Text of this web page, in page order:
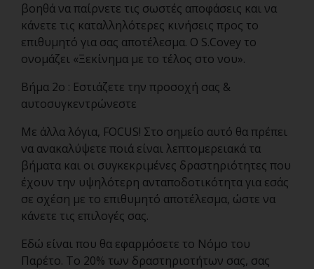
βοηθά να παίρνετε τις σωστές αποφάσεις και να
κάνετε τις καταλληλότερες κινήσεις προς το
επιθυμητό για σας αποτέλεσμα. Ο S.Covey το
ονομάζει «Ξεκίνημα με το τέλος στο νου».
Βήμα 2ο : Εστιάζετε την προσοχή σας &
αυτοσυγκεντρώνεστε
Με άλλα λόγια, FOCUS! Στο σημείο αυτό θα πρέπει
να ανακαλύψετε ποιά είναι λεπτομερειακά τα
βήματα και οι συγκεκριμένες δραστηριότητες που
έχουν την υψηλότερη ανταποδοτικότητα για εσάς
σε σχέση με το επιθυμητό αποτέλεσμα, ώστε να
κάνετε τις επιλογές σας.
Εδώ είναι που θα εφαρμόσετε το Νόμο του
Παρέτο. Το 20% των δραστηριοτήτων σας, σας